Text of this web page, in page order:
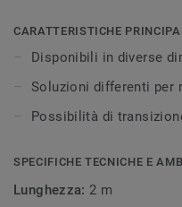
spessore inferiore. I
dilatazione in cui il
finitura vengono utilizzati
diviso per permettere il
possono essere utilizzati
leggere variazioni di
CARATTERISTICHE
Disponibili in diverse
Soluzioni differenti per
Possibilità di
SPECIFICHE TECNICHE E
Lunghezza: 2 m